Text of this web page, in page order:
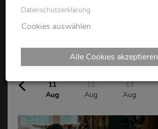
10
11
Aug
12
Aug
13
Aug
Datenschutzerklärung
Cookies auswählen
Alle Cookies akzeptieren